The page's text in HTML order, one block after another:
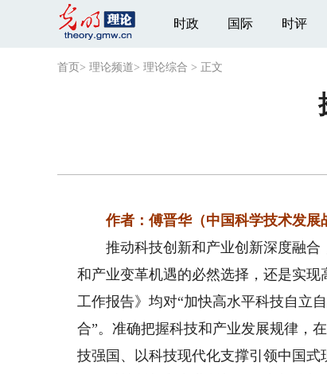
时政 国际 时评
首页 > 理论频道> 理论综合 > 正文
作者：傅晋华（中国科学技术发展
推动科技创新和产业创新深度融合
和产业变革机遇的必然选择，还是实
工作报告》均对“加快高水平科技自立
合”。准确把握科技和产业发展规律，
技强国、以科技现代化支撑引领中国式